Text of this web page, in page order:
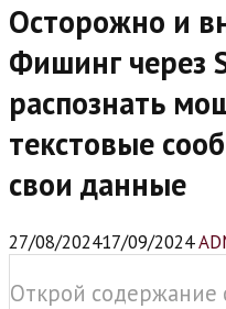
Осторожно и
Фишинг через
распознать
текстовые
свои данные
27/08/202417/09/2024
Открой содержание